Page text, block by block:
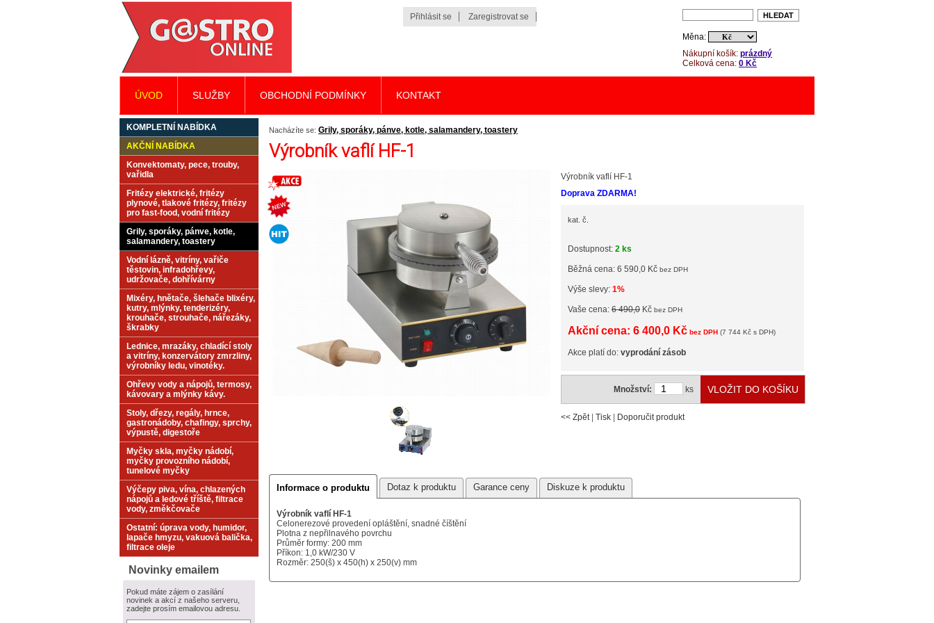
Nacházíte se: Grily, sporáky, pánve, kotle, salamandery, toastery
Výrobník vaflí HF-1
Výrobník vaflí HF-1
Doprava ZDARMA!
kat. č.
Dostupnost: 2 ks
Běžná cena: 6 590,0 Kč bez DPH
Výše slevy: 1%
Vaše cena: 6 490,0 Kč bez DPH
Akční cena: 6 400,0 Kč bez DPH (7 744 Kč s DPH)
Akce platí do: vyprodání zásob
Množství: ks
<< Zpět| Tisk Doporučit produkt
Informace o produktu Dotaz k produktu Garance ceny Diskuze k produktu
Výrobník vaflí HF-1
Celonerezové provedení opláštění, snadné číštění
Plotna z nepřilnavého povrchu
Průměr formy: 200 mm
Příkon: 1,0 kW/230 V
Rozměr: 250(š) x 450(h) x 250(v) mm
KOMPLETNÍ NABÍDKA
AKČNÍ NABÍDKA
Konvektomaty, pece, trouby,
vařidla
Fritézy elektrické, fritézy
plynové, tlakové fritézy, fritézy
pro fast-food, vodní fritézy
Grily, sporáky, pánve, kotle,
salamandery, toastery
Vodní lázně, vitríny, vařiče
těstovin, infradohřevy,
udržovače, dohřívárny
Mixéry, hnětače, šlehače blixéry,
kutry, mlýnky, tenderizéry,
krouhače, strouhače, nářezáky,
škrabky
Lednice, mrazáky, chladící stoly
a vitríny, konzervátory zmrzliny,
výrobníky ledu, vinotéky.
Ohřevy vody a nápojů, termosy,
kávovary a mlýnky kávy.
Stoly, dřezy, regály, hrnce,
gastronádoby, chafingy, sprchy,
výpustě, digestoře
Myčky skla, myčky nádobí,
myčky provozního nádobí,
tunelové myčky
Výčepy piva, vína, chlazených
nápojů a ledové tříště, filtrace
vody, změkčovače
Ostatní: úprava vody, humidor,
lapače hmyzu, vakuová balička,
filtrace oleje
Novinky emailem
Pokud máte zájem o zasílání
novinek a akcí z našeho serveru,
zadejte prosím emailovou adresu.
Nákupní košík: prázdný
Celková cena: 0 Kč
Měna:
Přihlásit se Zaregistrovat se
ÚVOD SLUŽBY OBCHODNÍ PODMÍNKY KONTAKT